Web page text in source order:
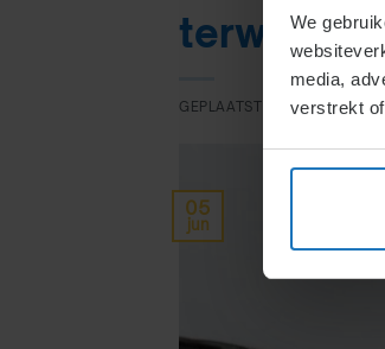
We
media,
verstrekt
terwijl
GEPLAATST OP5 JUNI 2019
05
jun